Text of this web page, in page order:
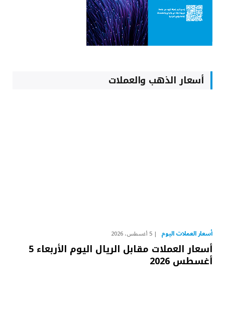
أسعار الذهب والعملات
أسعار العملات اليوم 5 أغسطس، 2026
أسعار العملات مقابل الريال اليوم الأربعاء 5
أغسطس 2026